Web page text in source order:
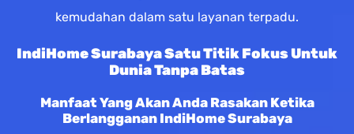
kemudahan dalam satu layanan terpadu.
IndiHome Surabaya Satu Titik Fokus Untuk
Dunia Tanpa Batas
Manfaat Yang Akan Anda Rasakan Ketika
Berlangganan IndiHome Surabaya